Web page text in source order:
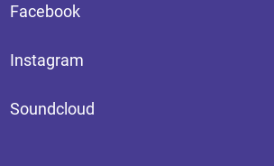
Facebook
Instagram
Soundcloud